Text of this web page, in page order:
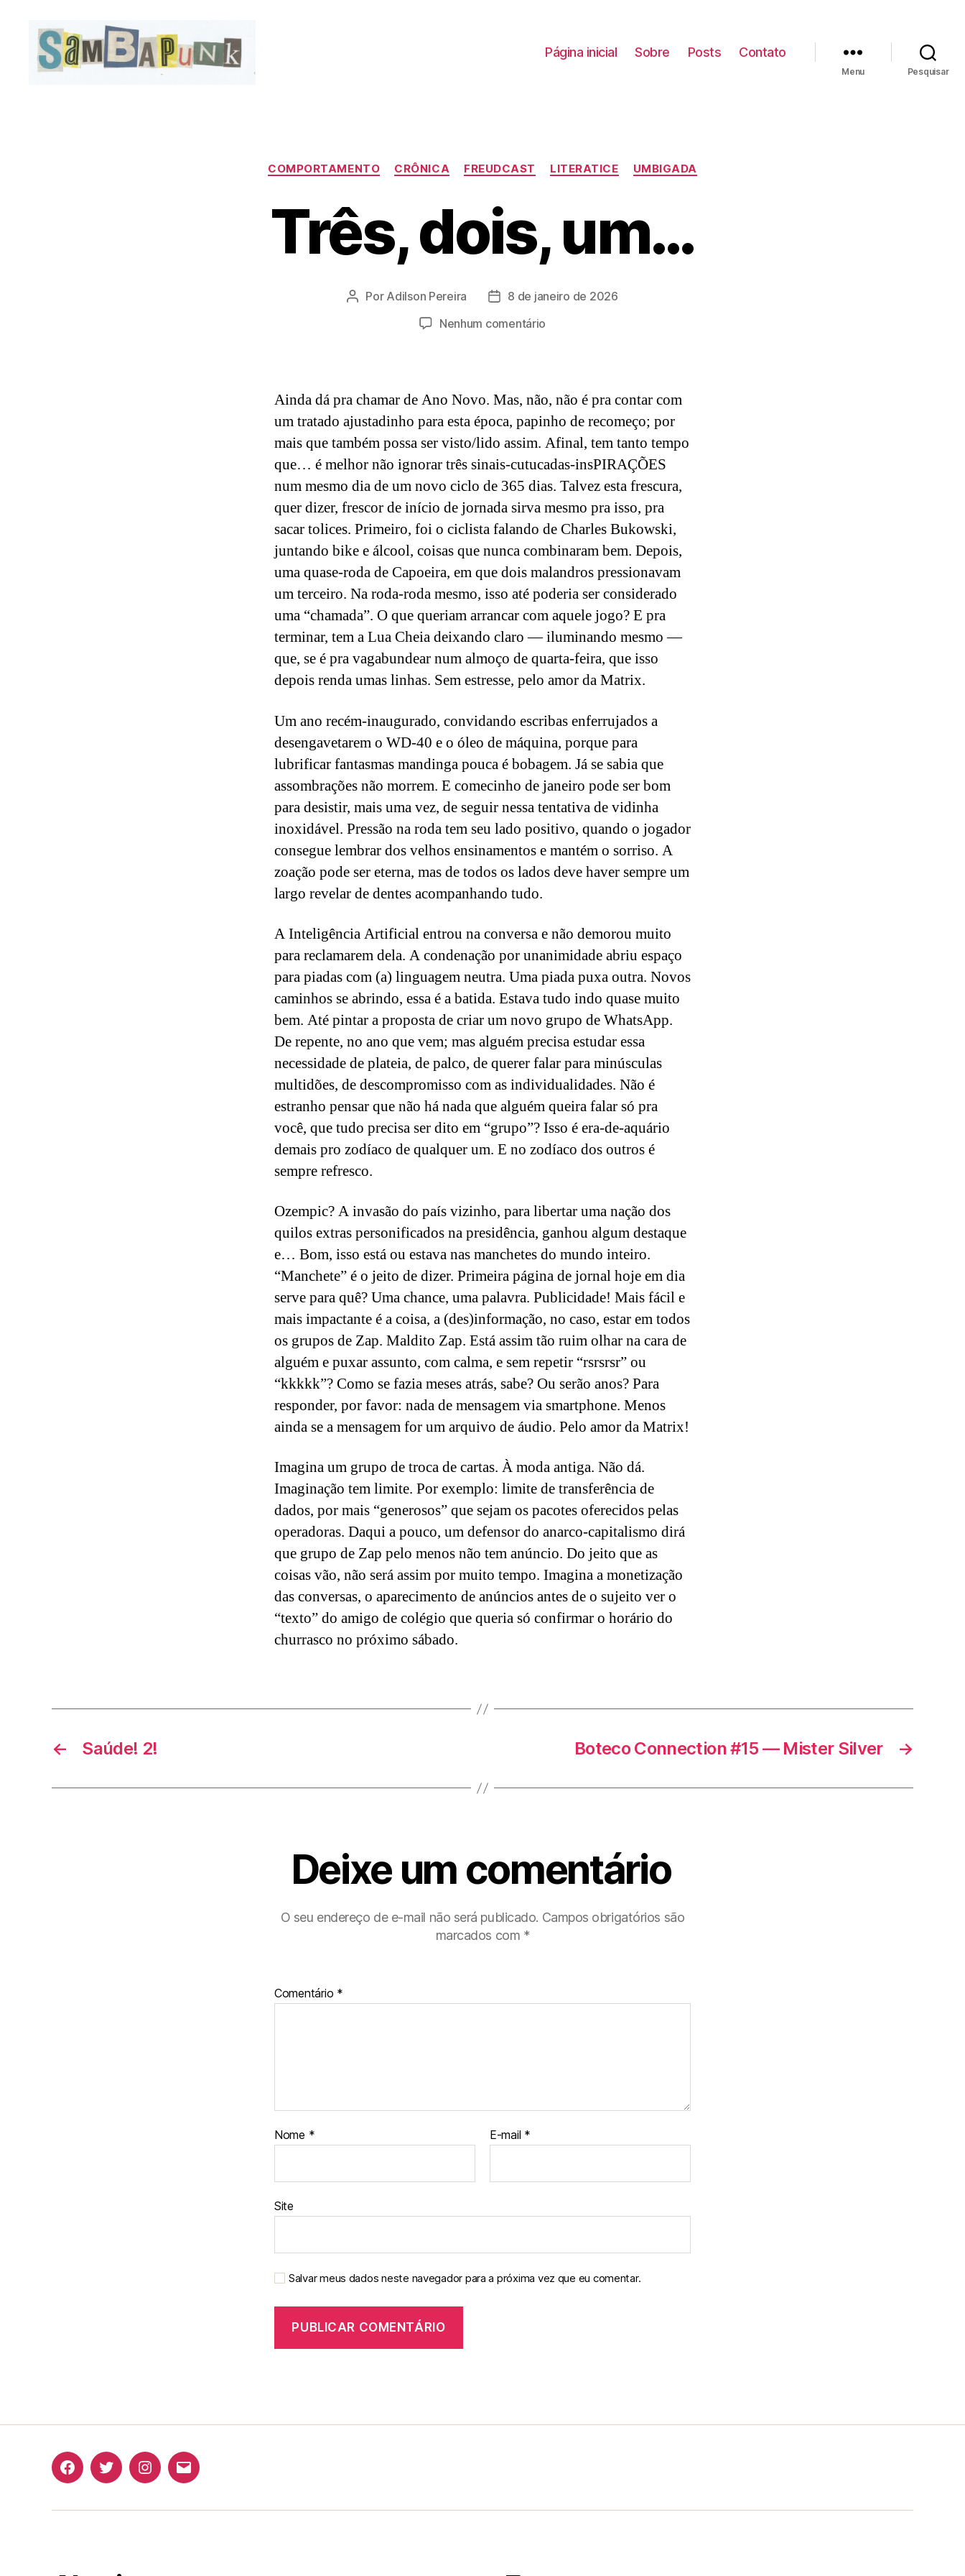
Página inicial Sobre Posts Contato
Menu Pesquisar
Categorias
COMPORTAMENTO CRÔNICA FREUDCAST LITERATICE UMBIGADA
Três, dois, um…
Autor
Por Adilson Pereira
Data
publicação
8 de janeiro de 2026
Nenhum comentário
Ainda dá pra chamar de Ano Novo. Mas, não, não é pra contar com
um tratado ajustadinho para esta época, papinho de recomeço; por
mais que também possa ser visto/lido assim. Afinal, tem tanto tempo
que… é melhor não ignorar três sinais-cutucadas-insPIRAÇÕES
num mesmo dia de um novo ciclo de 365 dias. Talvez esta frescura,
quer dizer, frescor de início de jornada sirva mesmo pra isso, pra
sacar tolices. Primeiro, foi o ciclista falando de Charles Bukowski,
juntando bike e álcool, coisas que nunca combinaram bem. Depois,
uma quase-roda de Capoeira, em que dois malandros pressionavam
um terceiro. Na roda-roda mesmo, isso até poderia ser considerado
uma “chamada”. O que queriam arrancar com aquele jogo? E pra
terminar, tem a Lua Cheia deixando claro — iluminando mesmo —
que, se é pra vagabundear num almoço de quarta-feira, que isso
depois renda umas linhas. Sem estresse, pelo amor da Matrix.
Um ano recém-inaugurado, convidando escribas enferrujados a
desengavetarem o WD-40 e o óleo de máquina, porque para
lubrificar fantasmas mandinga pouca é bobagem. Já se sabia que
assombrações não morrem. E comecinho de janeiro pode ser bom
para desistir, mais uma vez, de seguir nessa tentativa de vidinha
inoxidável. Pressão na roda tem seu lado positivo, quando o jogador
consegue lembrar dos velhos ensinamentos e mantém o sorriso. A
zoação pode ser eterna, mas de todos os lados deve haver sempre um
largo revelar de dentes acompanhando tudo.
A Inteligência Artificial entrou na conversa e não demorou muito
para reclamarem dela. A condenação por unanimidade abriu espaço
para piadas com (a) linguagem neutra. Uma piada puxa outra. Novos
caminhos se abrindo, essa é a batida. Estava tudo indo quase muito
bem. Até pintar a proposta de criar um novo grupo de WhatsApp.
De repente, no ano que vem; mas alguém precisa estudar essa
necessidade de plateia, de palco, de querer falar para minúsculas
multidões, de descompromisso com as individualidades. Não é
estranho pensar que não há nada que alguém queira falar só pra
você, que tudo precisa ser dito em “grupo”? Isso é era-de-aquário
demais pro zodíaco de qualquer um. E no zodíaco dos outros é
sempre refresco.
Ozempic? A invasão do país vizinho, para libertar uma nação dos
quilos extras personificados na presidência, ganhou algum destaque
e… Bom, isso está ou estava nas manchetes do mundo inteiro.
“Manchete” é o jeito de dizer. Primeira página de jornal hoje em dia
serve para quê? Uma chance, uma palavra. Publicidade! Mais fácil e
mais impactante é a coisa, a (des)informação, no caso, estar em todos
os grupos de Zap. Maldito Zap. Está assim tão ruim olhar na cara de
alguém e puxar assunto, com calma, e sem repetir “rsrsrsr” ou
“kkkkk”? Como se fazia meses atrás, sabe? Ou serão anos? Para
responder, por favor: nada de mensagem via smartphone. Menos
ainda se a mensagem for um arquivo de áudio. Pelo amor da Matrix!
Imagina um grupo de troca de cartas. À moda antiga. Não dá.
Imaginação tem limite. Por exemplo: limite de transferência de
dados, por mais “generosos” que sejam os pacotes oferecidos pelas
operadoras. Daqui a pouco, um defensor do anarco-capitalismo dirá
que grupo de Zap pelo menos não tem anúncio. Do jeito que as
coisas vão, não será assim por muito tempo. Imagina a monetização
das conversas, o aparecimento de anúncios antes de o sujeito ver o
“texto” do amigo de colégio que queria só confirmar o horário do
churrasco no próximo sábado.
← Saúde! 2! →
Boteco Connection #15 — Mister Silver
Deixe um comentário
O seu endereço de e-mail não será publicado. Campos obrigatórios são
marcados com *
Comentário *
Nome * E-mail *
Site
Salvar meus dados neste navegador para a próxima vez que eu comentar.
FacebookTwitterInstagram
E-